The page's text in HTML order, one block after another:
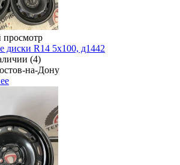
диски R14 5x100, д1442
(4)
на-Дону